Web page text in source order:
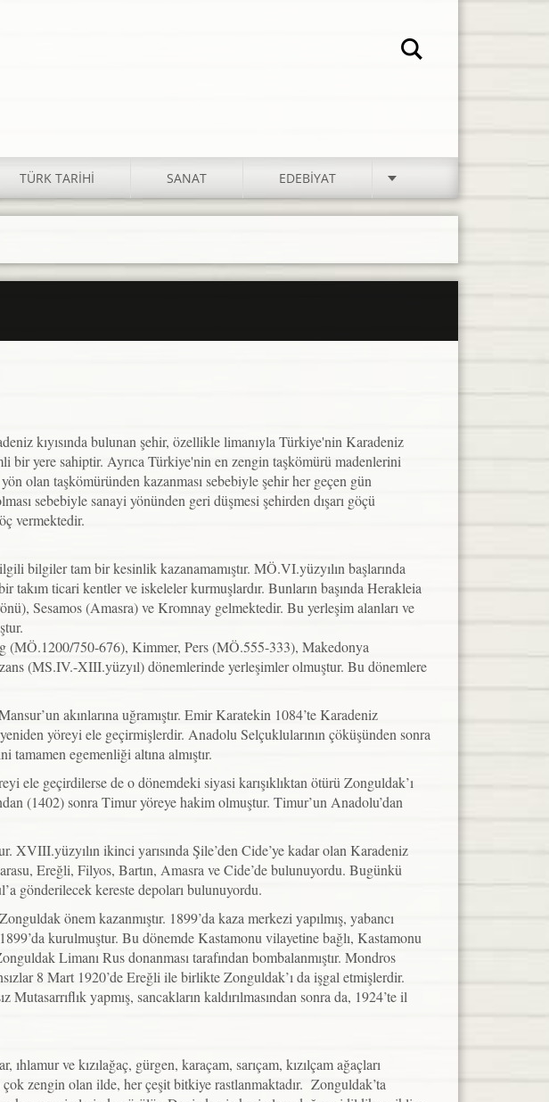
TÜRK TARIHI SANAT EDEBIYAT
kıyısında bulunan şehir, özellikle limanıyla Türkiye'nin Karadeniz
bir yere sahiptir. Ayrıca Türkiye'nin en zengin taşkömürü madenlerini
olan taşkömüründen kazanması sebebiyle şehir her geçen gün
sebebiyle sanayi yönünden geri düşmesi şehirden dışarı göçü
vermektedir.
bilgiler tam bir kesinlik kazanamamıştır. MÖ.VI.yüzyılın başlarında
takım ticari kentler ve iskeleler kurmuşlardır. Bunların başında Herakleia
Sesamos (Amasra) ve Kromnay gelmektedir. Bu yerleşim alanları ve
(MÖ.1200/750-676), Kimmer, Pers (MÖ.555-333), Makedonya
(MS.IV.-XIII.yüzyıl) dönemlerinde yerleşimler olmuştur. Bu dönemlere
akınlarına uğramıştır. Emir Karatekin 1084’te Karadeniz
yöreyi ele geçirmişlerdir. Anadolu Selçuklularının çöküşünden sonra
egemenliği altına almıştır.
ele geçirdilerse de o dönemdeki siyasi karışıklıktan ötürü Zonguldak’ı
(1402) sonra Timur yöreye hakim olmuştur. Timur’un Anadolu’dan
XVIII.yüzyılın ikinci yarısında Şile’den Cide’ye kadar olan Karadeniz
Ereğli, Filyos, Bartın, Amasra ve Cide’de bulunuyordu. Bugünkü
gönderilecek kereste depoları bulunuyordu.
önem kazanmıştır. 1899’da kaza merkezi yapılmış, yabancı
kurulmuştur. Bu dönemde Kastamonu vilayetine bağlı, Kastamonu
Limanı Rus donanması tarafından bombalanmıştır. Mondros
8 Mart 1920’de Ereğli ile birlikte Zonguldak’ı da işgal etmişlerdir.
yapmış, sancakların kaldırılmasından sonra da, 1924’te il
ve kızılağaç, gürgen, karaçam, sarıçam, kızılçam ağaçları
zengin olan ilde, her çeşit bitkiye rastlanmaktadır. Zonguldak’ta